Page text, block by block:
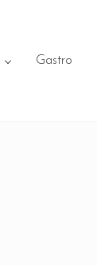
Gastro